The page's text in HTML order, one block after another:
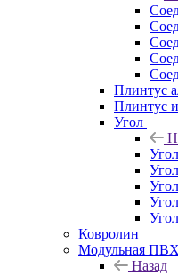
Плинтус
Плинтус
Угол
Угол
Ковролин
Модульная
Назад